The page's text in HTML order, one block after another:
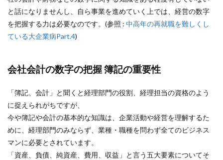
と話になりませんし、自ら事業を進めていく上では、経営の数字
を把握する力は必要なのです。(参照 : 中高年の再就職を難しくし
ている大企業病Part.4)
会社会計の数字の把握 簿記の重要性
「簿記、会計」と聞くと経理部門の役割、経理担当の資格のよう
に捉えられがちですが、
今や簿記や会計の基本的な知識は、企業活動や経営を理解するた
めに、経理部門のみならず、業種・職種を問わず全てのビジネス
マンに必要とされています。
「資産、負債、純資産、費用、収益」と言う五大要素についてそ